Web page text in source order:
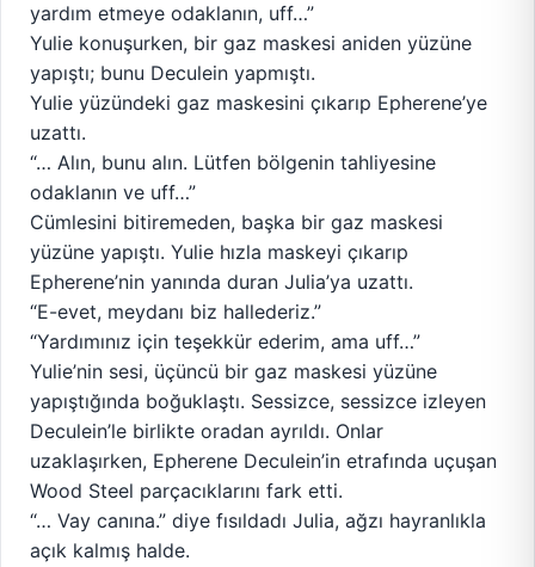
yardım etmeye odaklanın, uff…”
Yulie konuşurken, bir gaz maskesi aniden yüzüne
yapıştı; bunu Deculein yapmıştı.
Yulie yüzündeki gaz maskesini çıkarıp Epherene’ye
uzattı.
“… Alın, bunu alın. Lütfen bölgenin tahliyesine
odaklanın ve uff…”
Cümlesini bitiremeden, başka bir gaz maskesi
yüzüne yapıştı. Yulie hızla maskeyi çıkarıp
Epherene’nin yanında duran Julia’ya uzattı.
“E-evet, meydanı biz hallederiz.”
“Yardımınız için teşekkür ederim, ama uff…”
Yulie’nin sesi, üçüncü bir gaz maskesi yüzüne
yapıştığında boğuklaştı. Sessizce, sessizce izleyen
Deculein’le birlikte oradan ayrıldı. Onlar
uzaklaşırken, Epherene Deculein’in etrafında uçuşan
Wood Steel parçacıklarını fark etti.
“… Vay canına.” diye fısıldadı Julia, ağzı hayranlıkla
açık kalmış halde.